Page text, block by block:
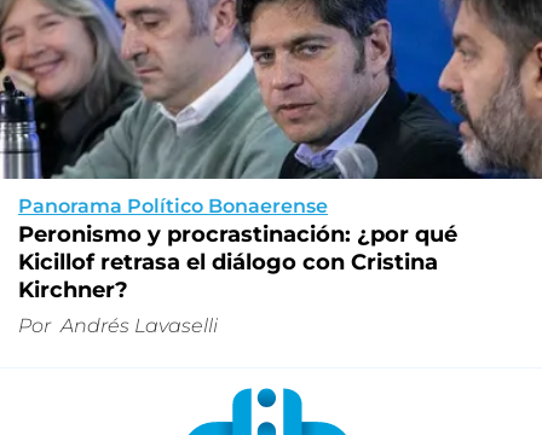
Panorama Político Bonaerense
Peronismo y procrastinación: ¿por qué
Kicillof retrasa el diálogo con Cristina
Kirchner?
Por Andrés Lavaselli